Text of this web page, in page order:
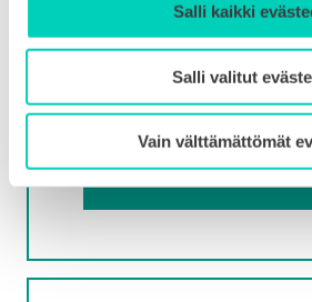
Salli kaikki
Salli valitut
Vain välttämättömät
kapasiteetista
liittyjille
27.6.2025 AJANKOHTAISTA
LUE LISÄÄ